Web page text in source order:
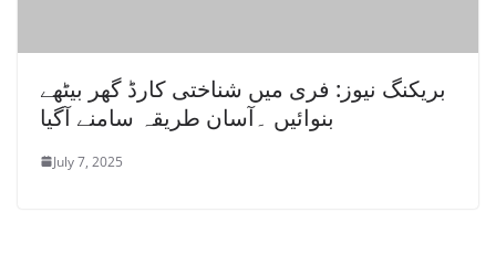
بریکنگ نیوز: فری میں شناختی کارڈ گھر بیٹھے
بنوائیں ۔آسان طریقہ سامنے آگیا
July 7, 2025